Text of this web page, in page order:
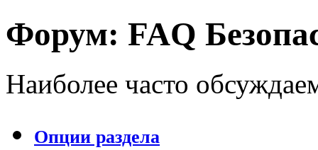
Форум: FAQ
Наиболее часто
Опции раздела